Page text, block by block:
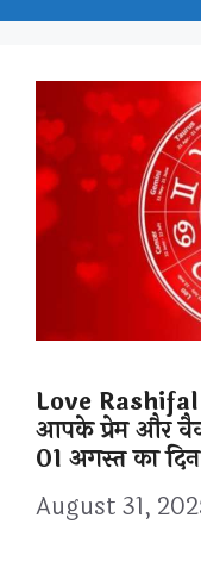
Love
आपके प्रेम और
01 अगस्त का
August 31,